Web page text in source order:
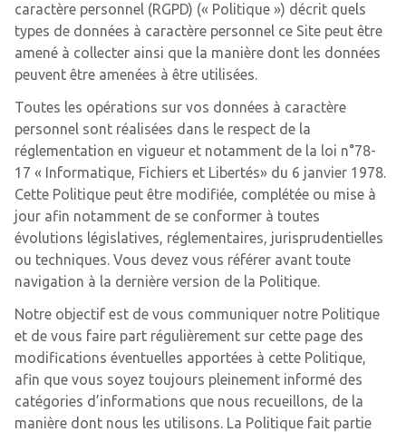
caractère personnel (RGPD) (« Politique ») décrit quels
types de données à caractère personnel ce Site peut être
amené à collecter ainsi que la manière dont les données
peuvent être amenées à être utilisées.
Toutes les opérations sur vos données à caractère
personnel sont réalisées dans le respect de la
réglementation en vigueur et notamment de la loi n°78-
17 « Informatique, Fichiers et Libertés» du 6 janvier 1978.
Cette Politique peut être modifiée, complétée ou mise à
jour afin notamment de se conformer à toutes
évolutions législatives, réglementaires, jurisprudentielles
ou techniques. Vous devez vous référer avant toute
navigation à la dernière version de la Politique.
Notre objectif est de vous communiquer notre Politique
et de vous faire part régulièrement sur cette page des
modifications éventuelles apportées à cette Politique,
afin que vous soyez toujours pleinement informé des
catégories d’informations que nous recueillons, de la
manière dont nous les utilisons. La Politique fait partie